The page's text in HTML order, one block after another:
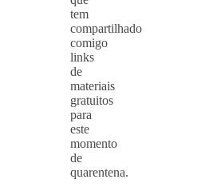
tem
compartilhado
comigo
links
de
materiais
gratuitos
para
este
momento
de
quarentena.